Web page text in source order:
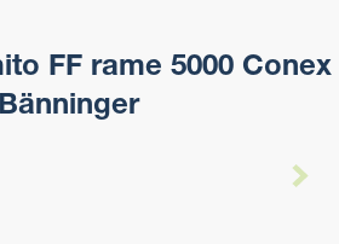
FF rame 5000 Conex
Bänninger